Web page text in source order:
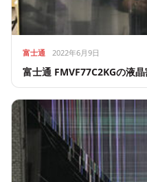
富士通 2022年6月9日
富士通 FMVF77C2KGの液